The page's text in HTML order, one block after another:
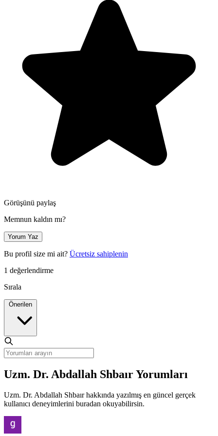
Görüşünü paylaş
Memnun kaldın mı?
Yorum Yaz
Bu profil size mi ait? Ücretsiz sahiplenin
1 değerlendirme
Sırala
Uzm. Dr. Abdallah Shbaır Yorumları
Uzm. Dr. Abdallah Shbaır hakkında yazılmış en güncel gerçek
kullanıcı deneyimlerini buradan okuyabilirsin.